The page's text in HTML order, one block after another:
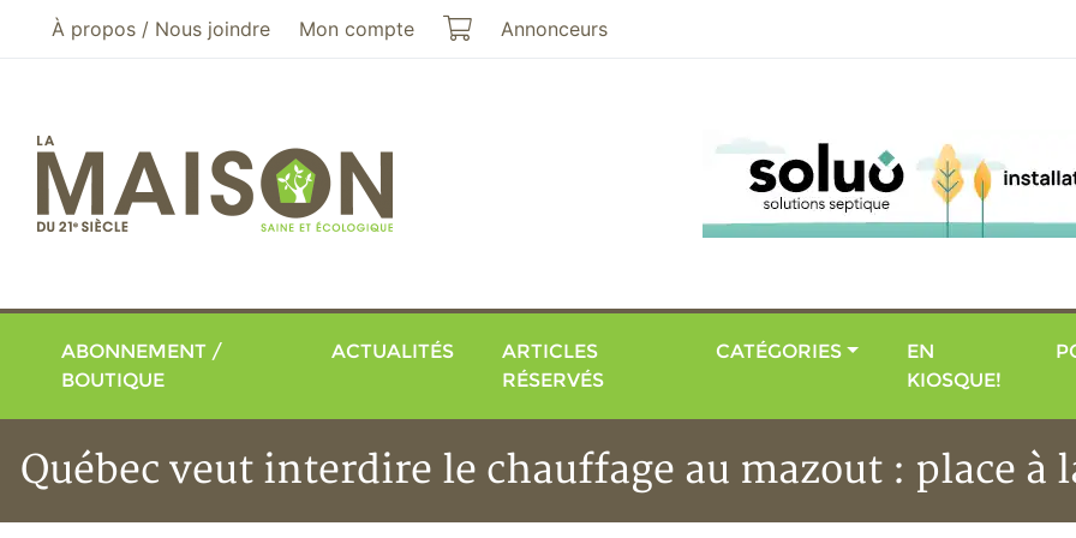
Aller au menu principal
Aller au contenu principal
À propos / Nous joindre Mon compte Mon panier
Annonceurs
ABONNEMENT /
BOUTIQUE
ACTUALITÉS
ARTICLES
RÉSERVÉS
CATÉGORIES
EN
KIOSQUE!
Québec veut interdire le chauffage au mazout : place